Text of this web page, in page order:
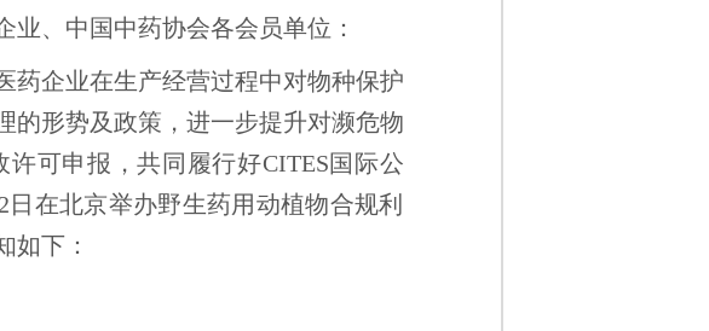
、中国中药协会各会员单位：
药企业在生产经营过程中对物种保护
的形势及政策，进一步提升对濒危物
可申报，共同履行好CITES国际公
在北京举办野生药用动植物合规利
如下：